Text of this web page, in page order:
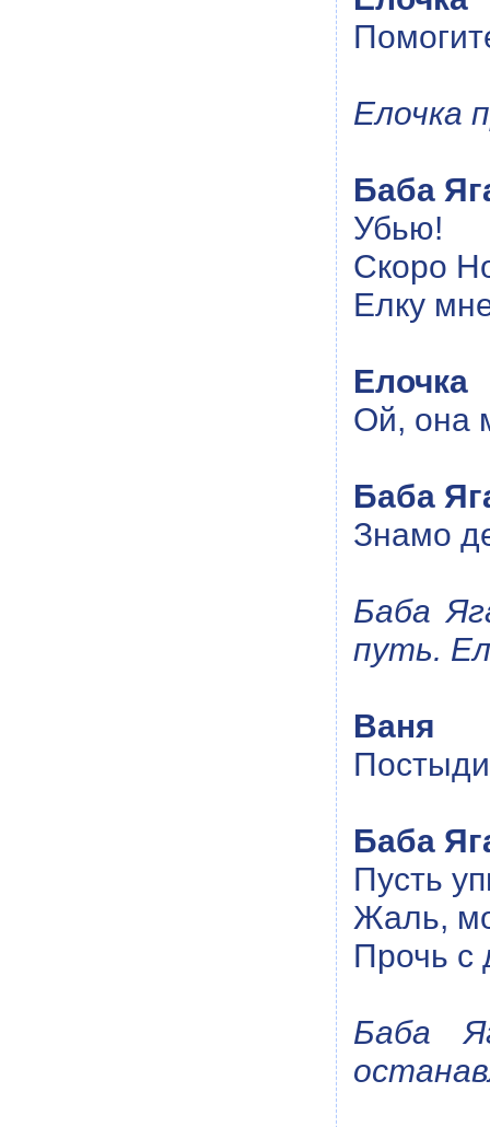
Елочка
Баба
Убью!
Скоро
Елку
Елочка
Ой, она
Баба
Знамо
Баба
путь.
Ваня
Баба
Пусть
Жаль,
Прочь с
Баба